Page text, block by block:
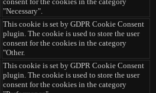
"Necessary".
This cookie is set by GDPR Cookie Consent
plugin. The cookie is used to store the user
consent for the cookies in the category
"Other.
This cookie is set by GDPR Cookie Consent
plugin. The cookie is used to store the user
consent for the cookies in the category